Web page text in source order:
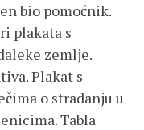
bio pomoćnik.
plakata s
zemlje.
Plakat s
o stradanju u
Tabla